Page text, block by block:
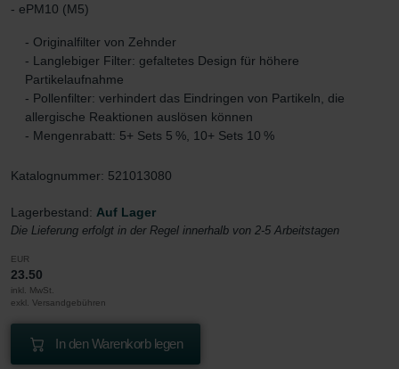
- ePM10 (M5)
- Originalfilter von Zehnder
- Langlebiger Filter: gefaltetes Design für höhere
Partikelaufnahme
- Pollenfilter: verhindert das Eindringen von Partikeln, die
allergische Reaktionen auslösen können
- Mengenrabatt: 5+ Sets 5 %, 10+ Sets 10 %
Katalognummer: 521013080
Lagerbestand: Auf Lager
Die Lieferung erfolgt in der Regel innerhalb von 2-5 Arbeitstagen
EUR
23.50
inkl. MwSt.
exkl. Versandgebühren
In den Warenkorb legen